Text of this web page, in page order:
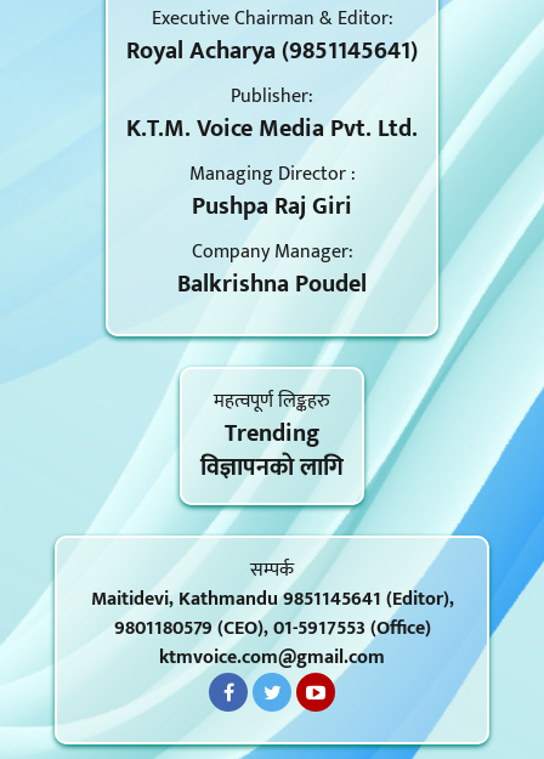
Executive Chairman & Editor:
Royal Acharya (9851145641)
Publisher:
K.T.M. Voice Media Pvt. Ltd.
Managing Director :
Pushpa Raj Giri
Company Manager:
Balkrishna Poudel
महत्वपूर्ण लिङ्कहरु
Trending
विज्ञापनकाे लागि
सम्पर्क
Maitidevi, Kathmandu 9851145641 (Editor),
9801180579 (CEO), 01-5917553 (Office)
ktmvoice.com@gmail.com